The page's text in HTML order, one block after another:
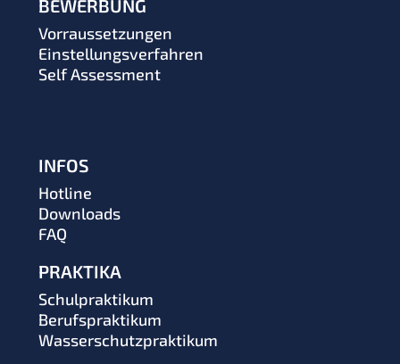
BEWERBUNG
Vorraussetzungen
Einstellungsverfahren
Self Assessment
INFOS
Hotline
Downloads
FAQ
PRAKTIKA
Schulpraktikum
Berufspraktikum
Wasserschutzpraktikum